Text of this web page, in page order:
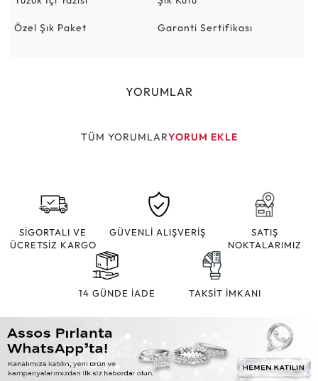
Özel Şık Paket Garanti Sertifikası
YORUMLAR
TÜM YORUMLARYORUM EKLE
SİGORTALI VE
ÜCRETSİZ KARGO
GÜVENLİ ALIŞVERİŞ
SATIŞ
NOKTALARIMIZ
14 GÜNDE İADE TAKSİT İMKANI